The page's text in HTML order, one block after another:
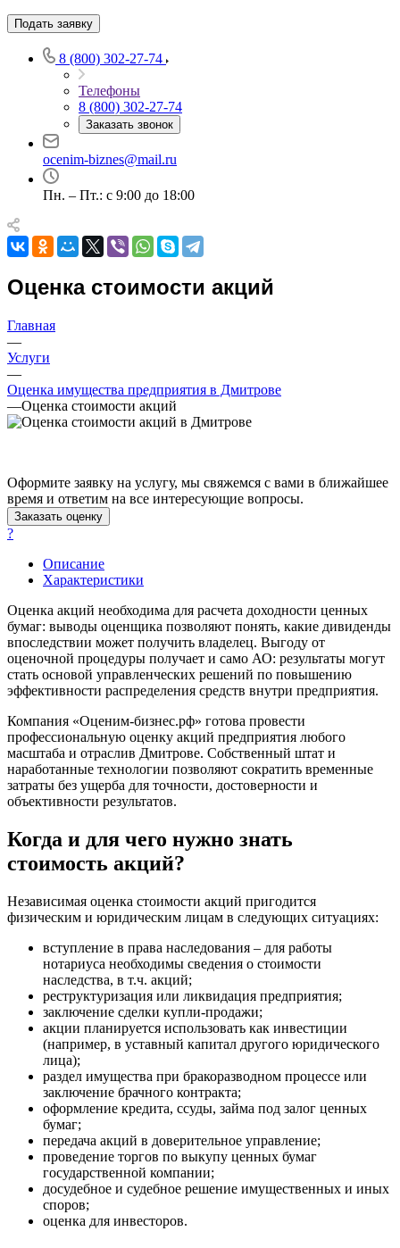
Подать заявку
8 (800) 302-27-74
Телефоны
8 (800) 302-27-74
Заказать звонок
ocenim-biznes@mail.ru
Пн. – Пт.: с 9:00 до 18:00
Оценка стоимости акций
Главная
—
Услуги
—
Оценка имущества предприятия в Дмитрове
—Оценка стоимости акций
Оформите заявку на услугу, мы свяжемся с вами в ближайшее
время и ответим на все интересующие вопросы.
Заказать оценку
?
Описание
Характеристики
Оценка акций необходима для расчета доходности ценных
бумаг: выводы оценщика позволяют понять, какие дивиденды
впоследствии может получить владелец. Выгоду от
оценочной процедуры получает и само АО: результаты могут
стать основой управленческих решений по повышению
эффективности распределения средств внутри предприятия.
Компания «Оценим-бизнес.рф» готова провести
профессиональную оценку акций предприятия любого
масштаба и отраслив Дмитрове. Собственный штат и
наработанные технологии позволяют сократить временные
затраты без ущерба для точности, достоверности и
объективности результатов.
Когда и для чего нужно знать
стоимость акций?
Независимая оценка стоимости акций пригодится
физическим и юридическим лицам в следующих ситуациях:
вступление в права наследования – для работы
нотариуса необходимы сведения о стоимости
наследства, в т.ч. акций;
реструктуризация или ликвидация предприятия;
заключение сделки купли-продажи;
акции планируется использовать как инвестиции
(например, в уставный капитал другого юридического
лица);
раздел имущества при бракоразводном процессе или
заключение брачного контракта;
оформление кредита, ссуды, займа под залог ценных
бумаг;
передача акций в доверительное управление;
проведение торгов по выкупу ценных бумаг
государственной компании;
досудебное и судебное решение имущественных и иных
споров;
оценка для инвесторов.
Выберите ваш город
Например:Дмитров
Абдулино
Азов
Аксай
Алушта
Альметьевск
Анапа
Ангарск
Апрелевка
Арамиль
Арзамас
Астрахань
Ахтубинск
Ачинск
Аша
Баймак
Балабаново
Балаково
Балашиха
Балашов
Барабинск
Батайск
Бахчисарай
Белгород
Белебей
Белогорск
Белорецк
Белореченск
Белоярский
Березники
Биробиджан
Бирюч
Благовещенск
Благодарный
Богородицк